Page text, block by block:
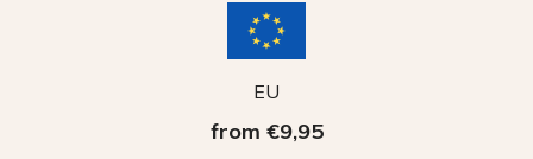
EU
from €9,95